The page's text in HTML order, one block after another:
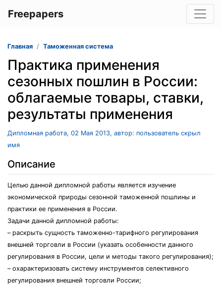
Freepapers
Главная Таможенная система
Практика применения
сезонных пошлин в России:
облагаемые товары, ставки,
результаты применения
Дипломная работа, 02 Мая 2013, автор: пользователь скрыл
имя
Описание
Целью данной дипломной работы является изучение
экономической природы сезонной таможенной пошлины и
практики ее применения в России.
Задачи данной дипломной работы:
– раскрыть сущность таможенно-тарифного регулирования
внешней торговли в России (указать особенности данного
регулирования в России, цели и методы такого регулирования);
– охарактеризовать систему инструментов селективного
регулирования внешней торговли России;